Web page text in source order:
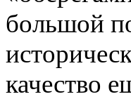
большой
качество